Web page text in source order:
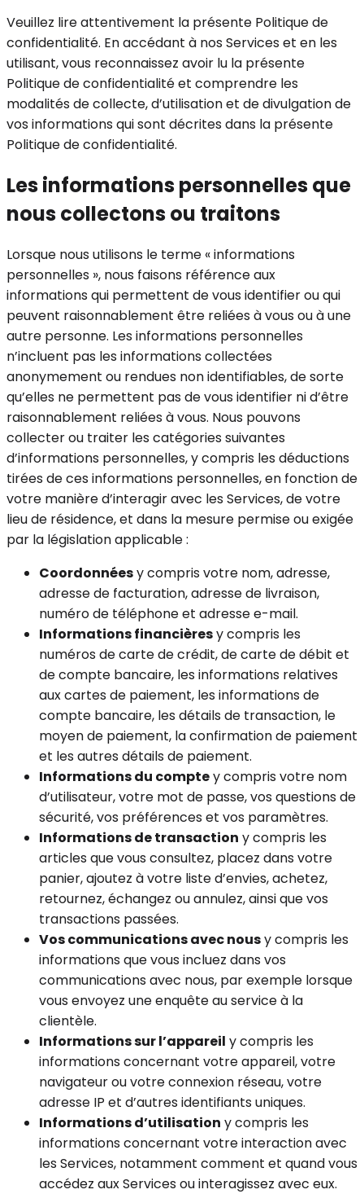
Veuillez lire attentivement la présente Politique de
confidentialité. En accédant à nos Services et en les
utilisant, vous reconnaissez avoir lu la présente
Politique de confidentialité et comprendre les
modalités de collecte, d’utilisation et de divulgation de
vos informations qui sont décrites dans la présente
Politique de confidentialité.
Les informations personnelles que
nous collectons ou traitons
Lorsque nous utilisons le terme « informations
personnelles », nous faisons référence aux
informations qui permettent de vous identifier ou qui
peuvent raisonnablement être reliées à vous ou à une
autre personne. Les informations personnelles
n’incluent pas les informations collectées
anonymement ou rendues non identifiables, de sorte
qu’elles ne permettent pas de vous identifier ni d’être
raisonnablement reliées à vous. Nous pouvons
collecter ou traiter les catégories suivantes
d’informations personnelles, y compris les déductions
tirées de ces informations personnelles, en fonction de
votre manière d’interagir avec les Services, de votre
lieu de résidence, et dans la mesure permise ou exigée
par la législation applicable :
Coordonnéesy compris votre nom, adresse,
adresse de facturation, adresse de livraison,
numéro de téléphone et adresse e-mail.
Informations financièresy compris les
numéros de carte de crédit, de carte de débit et
de compte bancaire, les informations relatives
aux cartes de paiement, les informations de
compte bancaire, les détails de transaction, le
moyen de paiement, la confirmation de paiement
et les autres détails de paiement.
Informations du comptey compris votre nom
d’utilisateur, votre mot de passe, vos questions de
sécurité, vos préférences et vos paramètres.
Informations de transaction y compris les
articles que vous consultez, placez dans votre
panier, ajoutez à votre liste d’envies, achetez,
retournez, échangez ou annulez, ainsi que vos
transactions passées.
Vos communications avec nousy compris les
informations que vous incluez dans vos
communications avec nous, par exemple lorsque
vous envoyez une enquête au service à la
clientèle.
Informations sur l’appareil y compris les
informations concernant votre appareil, votre
navigateur ou votre connexion réseau, votre
adresse IP et d’autres identifiants uniques.
Informations d’utilisation y compris les
informations concernant votre interaction avec
les Services, notamment comment et quand vous
accédez aux Services ou interagissez avec eux.